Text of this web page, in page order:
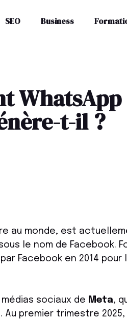
SEO Business
t-il ?
au monde, est
le nom de Facebook.
Facebook en 2014 pour
sociaux de Meta,
premier trimestre 2025,